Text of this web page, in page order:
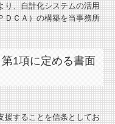
り、自計化システムの活用
ＤＣＡ）の構築を当事務所
1項に定める書面
援することを信条としてお